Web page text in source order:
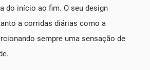
do início ao fim. O seu design
a corridas diárias como a
sempre uma sensação de